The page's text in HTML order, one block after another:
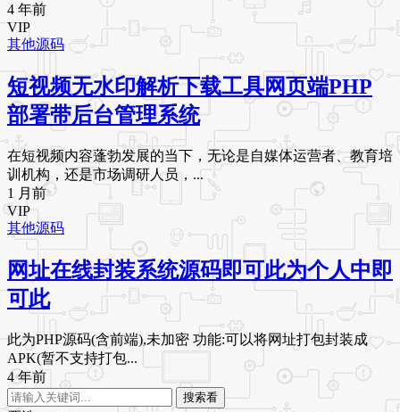
4 年前
VIP
其他源码
短视频无水印解析下载工具网页端PHP
部署带后台管理系统
在短视频内容蓬勃发展的当下，无论是自媒体运营者、教育培
训机构，还是市场调研人员，...
1 月前
VIP
其他源码
网址在线封装系统源码即可此为个人中即
可此
此为PHP源码(含前端),未加密 功能:可以将网址打包封装成
APK(暂不支持打包...
4 年前
搜索看